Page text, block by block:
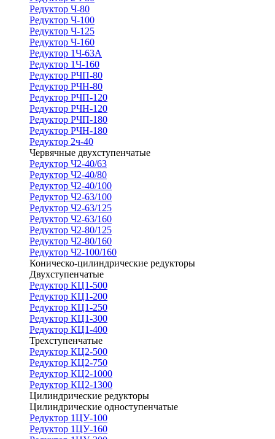
Редуктор Ч-80
Редуктор Ч-100
Редуктор Ч-125
Редуктор Ч-160
Редуктор 1Ч-63А
Редуктор 1Ч-160
Редуктор РЧП-80
Редуктор РЧН-80
Редуктор РЧП-120
Редуктор РЧН-120
Редуктор РЧП-180
Редуктор РЧН-180
Редуктор 2ч-40
Червячные двухступенчатые
Редуктор Ч2-40/63
Редуктор Ч2-40/80
Редуктор Ч2-40/100
Редуктор Ч2-63/100
Редуктор Ч2-63/125
Редуктор Ч2-63/160
Редуктор Ч2-80/125
Редуктор Ч2-80/160
Редуктор Ч2-100/160
Коническо-цилиндрические редукторы
Двухступенчатые
Редуктор КЦ1-500
Редуктор КЦ1-200
Редуктор КЦ1-250
Редуктор КЦ1-300
Редуктор КЦ1-400
Трехступенчатые
Редуктор КЦ2-500
Редуктор КЦ2-750
Редуктор КЦ2-1000
Редуктор КЦ2-1300
Цилиндрические редукторы
Цилиндрические одноступенчатые
Редуктор 1ЦУ-100
Редуктор 1ЦУ-160